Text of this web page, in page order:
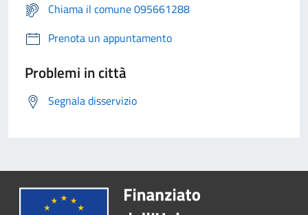
Chiama il comune 095661288
Prenota un appuntamento
Problemi in città
Segnala disservizio